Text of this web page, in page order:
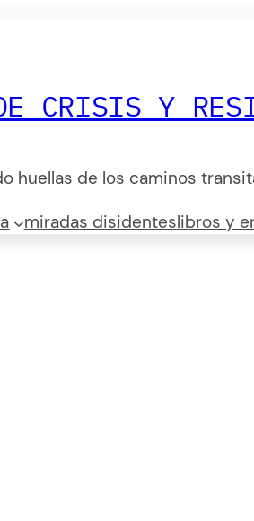
CRISIS Y
huellas de los caminos
miradas disidenteslibros y